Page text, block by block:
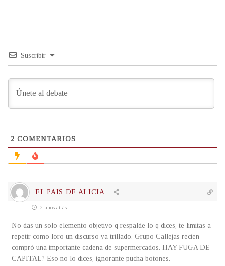
Suscribir
2 COMENTARIOS
EL PAIS DE ALICIA
2 años atrás
No das un solo elemento objetivo q respalde lo q dices, te limitas a
repetir como loro un discurso ya trillado. Grupo Callejas recien
compró una importante cadena de supermercados. HAY FUGA DE
CAPITAL? Eso no lo dices, ignorante pucha botones.